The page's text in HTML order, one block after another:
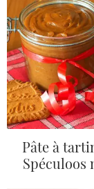
Pâte à
Spéculoos